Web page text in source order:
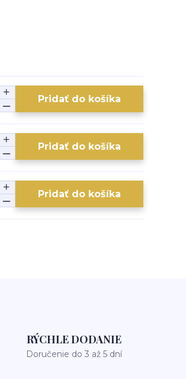
Pridať do košíka
Pridať do košíka
Pridať do košíka
RÝCHLE DODANIE
Doručenie do 3 až 5 dní